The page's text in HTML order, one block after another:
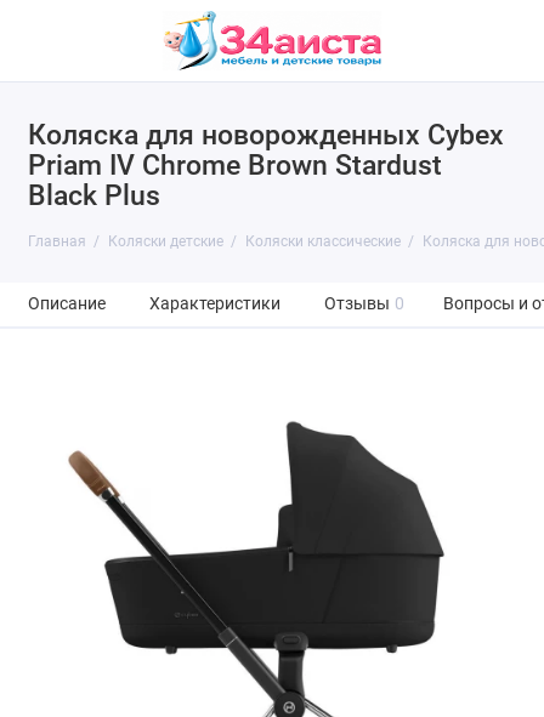
Коляска для новорожденных Cybex
Priam IV Chrome Brown Stardust
Black Plus
Главная Коляски детские Коляски классические Коляска для
Описание Характеристики Отзывы 0 Вопросы и